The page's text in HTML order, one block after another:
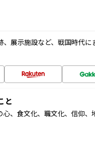
展示施設など、戦国時代
と
、食文化、職文化、信仰、